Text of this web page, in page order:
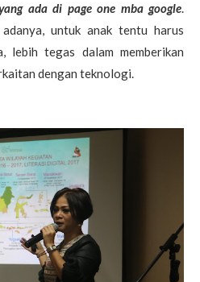
ada di page one mba google.
untuk anak tentu harus
lebih tegas dalam memberikan
dengan teknologi.